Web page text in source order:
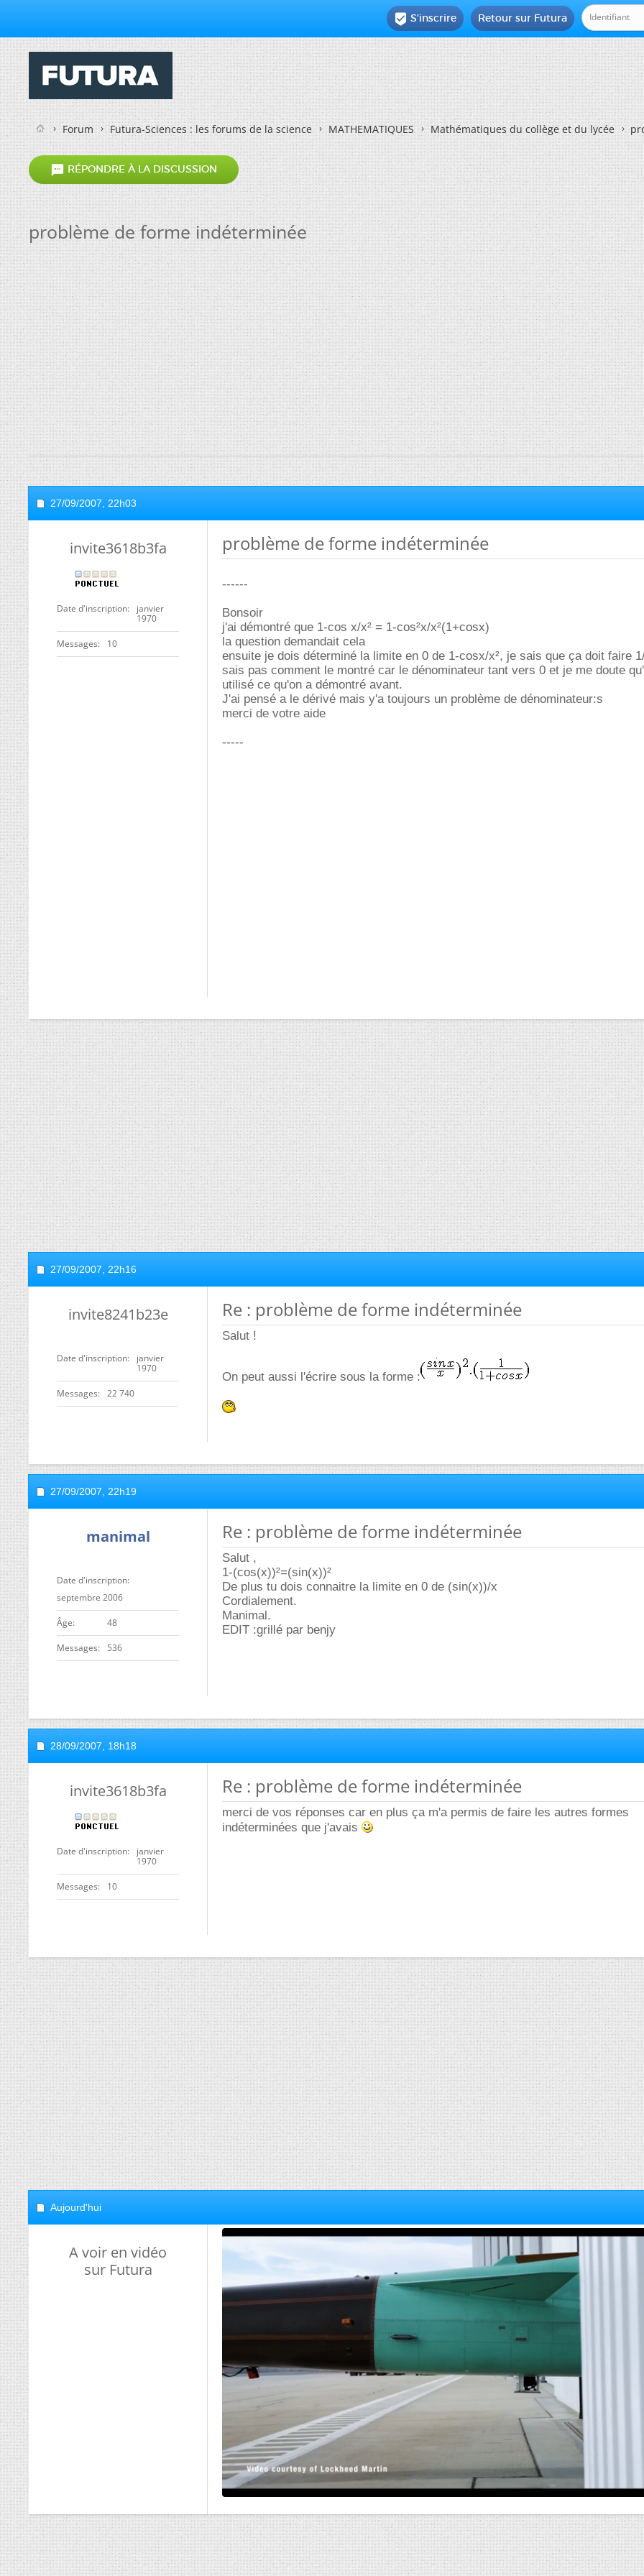
Retour sur Futura
 S'inscrire
Forum Futura-Sciences : les forums de la science MATHEMATIQUES Mathématiques du collège et du lycée
 RÉPONDRE À LA DISCUSSION
problème de forme indéterminée
27/09/2007, 22h03
invite3618b3fa
Date d'inscription
janvier
1970
Messages 10
problème de forme indéterminée
------
Bonsoir
j'ai démontré que 1-cos x/x² = 1-cos²x/x²(1+cosx)
la question demandait cela
ensuite je dois déterminé la limite en 0 de 1-cosx/x², je sais que ça doit faire
sais pas comment le montré car le dénominateur tant vers 0 et je me doute
utilisé ce qu'on a démontré avant.
J'ai pensé a le dérivé mais y'a toujours un problème de dénominateur:s
merci de votre aide
-----
27/09/2007, 22h16
invite8241b23e
Date d'inscription
janvier
1970
Messages 22 740
Re : problème de forme indéterminée
Salut !
On peut aussi l'écrire sous la forme :
27/09/2007, 22h19
manimal
Date d'inscription
septembre 2006
ge 48
Messages 536
Re : problème de forme indéterminée
Salut ,
1-(cos(x))²=(sin(x))²
De plus tu dois connaitre la limite en 0 de (sin(x))/x
Cordialement.
Manimal.
EDIT :grillé par benjy
28/09/2007, 18h18
invite3618b3fa
Date d'inscription
janvier
1970
Messages 10
Re : problème de forme indéterminée
merci de vos réponses car en plus ça m'a permis de faire les autres formes
indéterminées que j'avais
Aujourd'hui
A voir en vidéo
sur Futura